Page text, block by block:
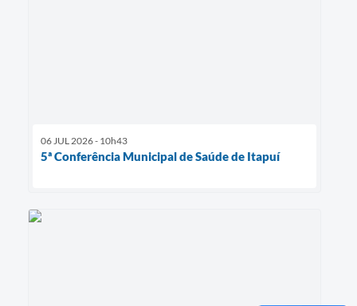
06 JUL 2026 - 10h43
5ª Conferência Municipal de Saúde de Itapuí